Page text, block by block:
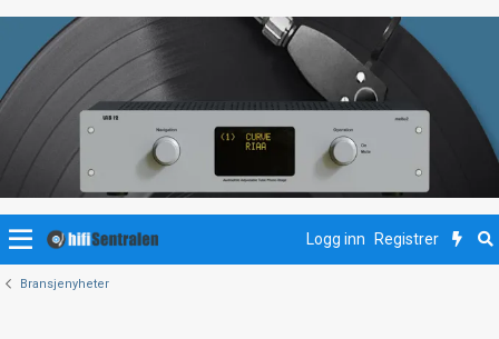
Logg inn Registrer
Bransjenyheter